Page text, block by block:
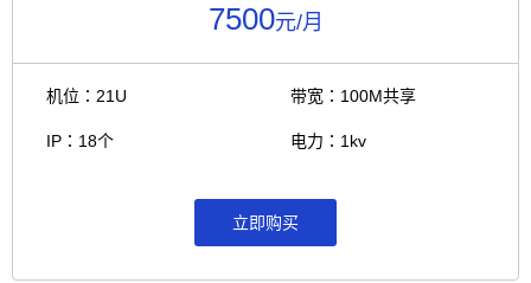
7500元/月
机位：21U
IP：18个
带宽：100M共享
电力：1kv
立即购买